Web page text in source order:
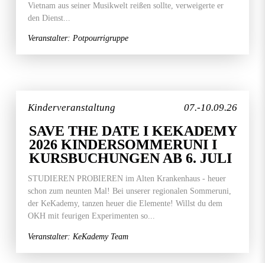
Vietnam aus seiner Musikwelt reißen sollte, verweigerte er
den Dienst...
Veranstalter: Potpourrigruppe
07.-10.09.26
Kinderveranstaltung
SAVE THE DATE I KEKADEMY
2026 KINDERSOMMERUNI I
KURSBUCHUNGEN AB 6. JULI
STUDIEREN PROBIEREN im Alten Krankenhaus - heuer
schon zum neunten Mal! Bei unserer regionalen Sommeruni,
der KeKademy, tanzen heuer die Elemente! Willst du dem
OKH mit feurigen Experimenten so...
Veranstalter: KeKademy Team